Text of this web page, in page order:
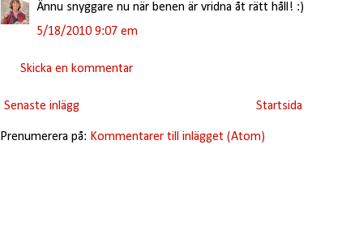
Ännu snyggare nu när benen är vridna åt rätt håll! :)
5/18/2010 9:07 em
Skicka en kommentar
Senaste inlägg Startsida
Prenumerera på: Kommentarer till inlägget (Atom)